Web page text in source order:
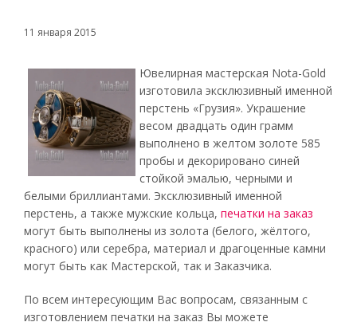
11 января 2015
Ювелирная мастерская Nota-Gold
изготовила эксклюзивный именной
перстень «Грузия». Украшение
весом двадцать один грамм
выполнено в желтом золоте 585
пробы и декорировано синей
стойкой эмалью, черными и
белыми бриллиантами. Эксклюзивный именной
перстень, а также мужские кольца, печатки на заказ
могут быть выполнены из золота (белого, жёлтого,
красного) или серебра, материал и драгоценные камни
могут быть как Мастерской, так и Заказчика.
По всем интересующим Вас вопросам, связанным с
изготовлением печатки на заказ Вы можете